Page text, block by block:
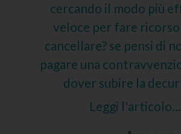
cercando il modo più
veloce per fare
cancellare? se pensi di
pagare una
dover subire la
Leggi l'articolo...